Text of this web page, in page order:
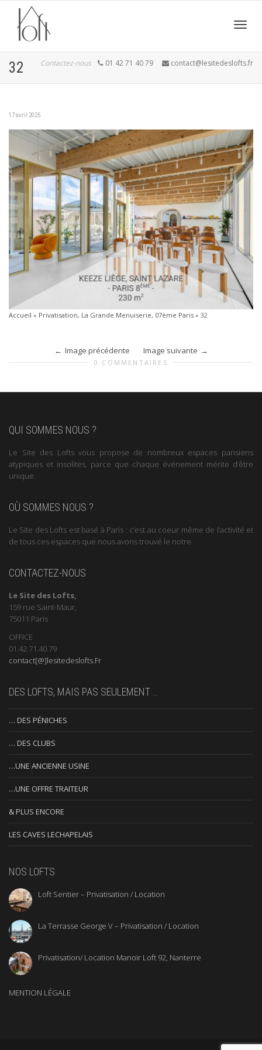
32 Contactez-nous 01 42 71 40 79 contact@lesitedeslofts.fr
17 avril 2025
Accueil » Privatisation, La Grande Menuiserie, 07ème Paris » 32
Image précédente Image suivante
0 COMMENTAIRES
QUI SOMMES NOUS ?
Le Site des Lofts vous propose de nombreux espaces parisiens
atypiques et insolites, parce que chaque événement mérite d’être
unique.
OÙ SOMMES NOUS ?
Le Site des Lofts est basé à Paris : c’est au coeur même de l’activité et
de tous ces espaces que nous avons trouvé le notre.
CONTACTEZ-NOUS
Le Site des Lofts,
159 rue Saint-Maur,
75011 Paris
OFFICE
01.42.71.40.79
contact[@]lesitedeslofts.Fr
DES LOFTS, MAIS PAS SEULEMENT …
… DES PÉNICHES
… DES CLUBS
…UNE ANCIENNE USINE
…UNE OFFRE TRAITEUR
& PLUS ENCORE
LES CAVES LECHAPELAIS
NOS LOFTS
Loft Sentier – Privatisation / Location
La Terrasse George V – Privatisation / Location
Privatisation/ Location Manoir Loft 92, Nanterre
MENTION LÉGALE